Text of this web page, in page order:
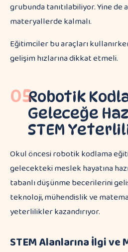
grubunda tanıtılabiliyor. Yine de
materyallerde kalmalı.
Eğitimciler bu araçları
gelişim hızlarına dikkat etmeli.
05Robotik
Geleceğe
STEM
Okul öncesi robotik kodlama
gelecekteki meslek hayatına
tabanlı düşünme becerilerini
teknoloji, mühendislik ve
yeterlilikler kazandırıyor.
STEM Alanlarına İlgi ve